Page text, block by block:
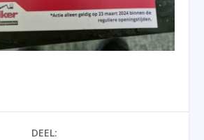
DEEL: